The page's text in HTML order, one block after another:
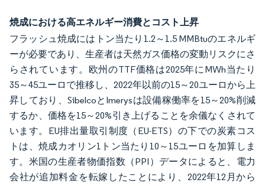
焼成における高エネルギー消費とコスト上昇
フラッシュ焼成にはトン当たり1.2～1.5 MMBtuのエネルギ
ーが必要であり、生産者は天然ガス価格の変動リスクにさ
らされています。欧州のTTF価格は2025年にMWh当たり
35～45ユーロで推移し、2022年以前の15～20ユーロから上
昇しており、SibelcoとImerysは設備稼働率を15～20%削減
するか、価格を15～20%引き上げることを余儀なくされて
います。EU排出量取引制度（EU-ETS）の下での炭素コス
トは、焼成カオリン1トン当たり10～15ユーロを加算しま
す。米国の生産者物価指数（PPI）データによると、電力
会社が追加料金を転嫁したことにより、2022年12月から